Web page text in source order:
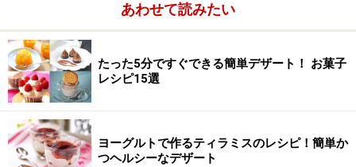
あわせて読みたい
たった5分ですぐできる簡単デザート！ お菓子
レシピ15選
ヨーグルトで作るティラミスのレシピ！簡単か
つヘルシーなデザート